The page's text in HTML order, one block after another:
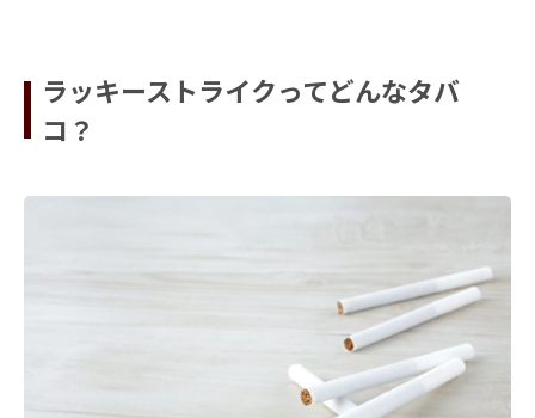
ライ
クっ
てど
タバ
（紙
ラッキーストライクってどんなタバ
コ？